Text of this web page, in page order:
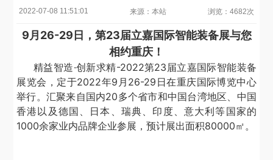
2022-07-08 11:51:01 来源：本站 浏览：4682次
9月26-29日，第23届立嘉国际智能装备展与您
相约重庆！
精益智造·创新求精-2022第23 届立嘉国际智能装备
展览会，定于2022年9 月 26-29 日在重庆国际博览中心
举行。汇聚来自国内20多个省市和中国台湾地区、中国
香港以及德国、日本、瑞典、印度、意大利等国家的
1000余家业内品牌企业参展，预计展出面积80000㎡。